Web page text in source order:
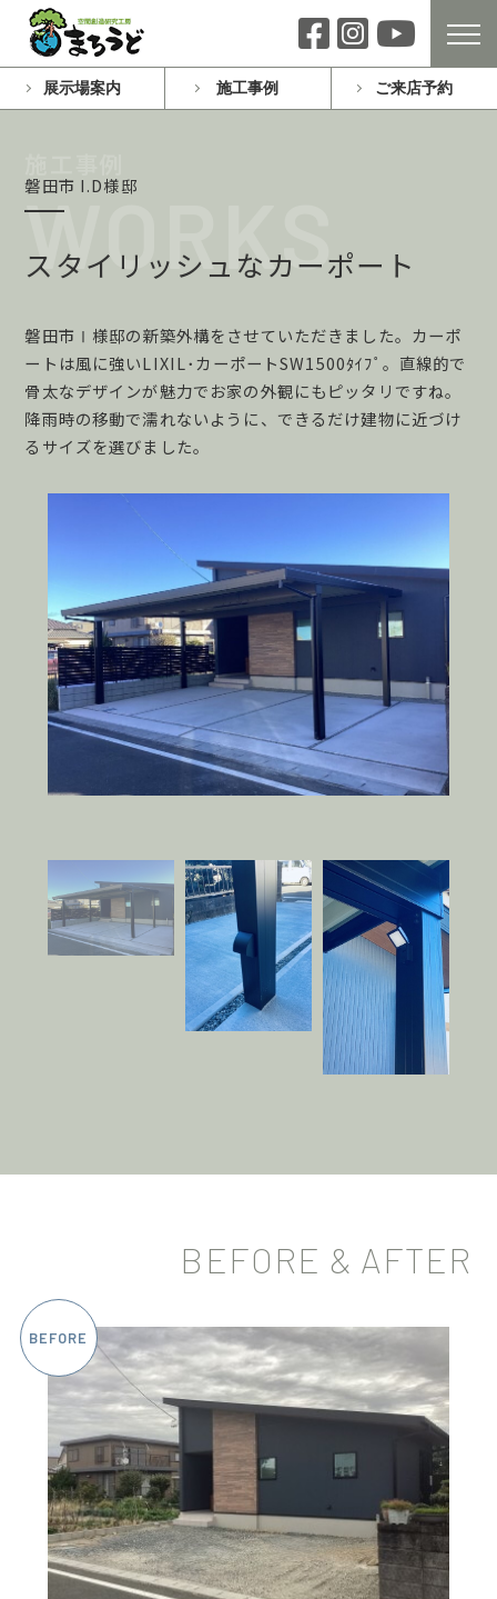
展示場案内 施工事例 ご来店予約
磐田市 I.D様邸
スタイリッシュなカーポート
磐田市Ⅰ様邸の新築外構をさせていただきました。カーポ
ートは風に強いLIXIL･カーポートSW1500ﾀｲﾌﾟ。直線的で
骨太なデザインが魅力でお家の外観にもピッタリですね。
降雨時の移動で濡れないように、できるだけ建物に近づけ
るサイズを選びました。
BEFORE & AFTER